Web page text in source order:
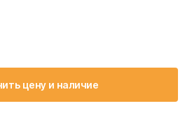
цену и наличие